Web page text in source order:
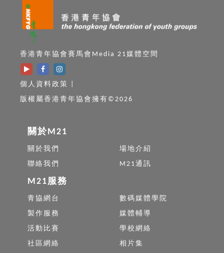
香港青年協會賽馬會Media 21媒體空間
個人資料政策
版權屬香港青年協會擁有©2026
關於M21
關於我們
場地介紹
聯絡我們
M21通訊
M21服務
青協網台
數碼媒體學院
製作服務
媒體輔導
活動比賽
學校網絡
社區網絡
相片集